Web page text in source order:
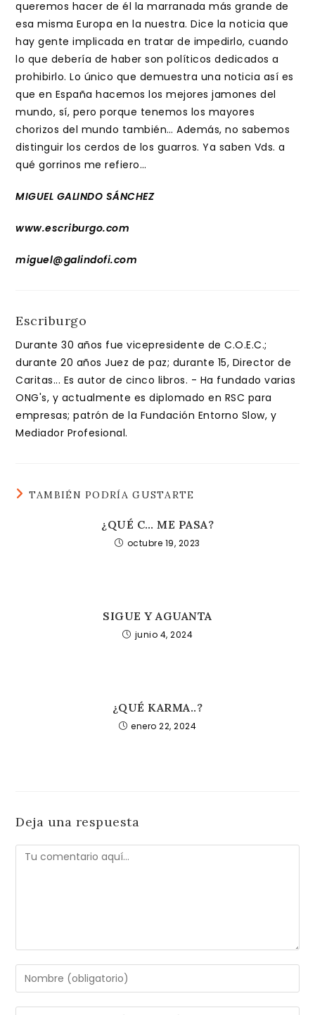
queremos hacer de él la marranada más grande de
esa misma Europa en la nuestra. Dice la noticia que
hay gente implicada en tratar de impedirlo, cuando
lo que debería de haber son políticos dedicados a
prohibirlo. Lo único que demuestra una noticia así es
que en España hacemos los mejores jamones del
mundo, sí, pero porque tenemos los mayores
chorizos del mundo también… Además, no sabemos
distinguir los cerdos de los guarros. Ya saben Vds. a
qué gorrinos me refiero…
MIGUEL GALINDO SÁNCHEZ
www.escriburgo.com
miguel@galindofi.com
Escriburgo
Durante 30 años fue vicepresidente de C.O.E.C.;
durante 20 años Juez de paz; durante 15, Director de
Caritas... Es autor de cinco libros. - Ha fundado varias
ONG's, y actualmente es diplomado en RSC para
empresas; patrón de la Fundación Entorno Slow, y
Mediador Profesional.
TAMBIÉN PODRÍA GUSTARTE
¿QUÉ C… ME PASA?
octubre 19, 2023
SIGUE Y AGUANTA
junio 4, 2024
¿QUÉ KARMA..?
enero 22, 2024
Deja una respuesta
Comentario
Introduce
tu
nombre